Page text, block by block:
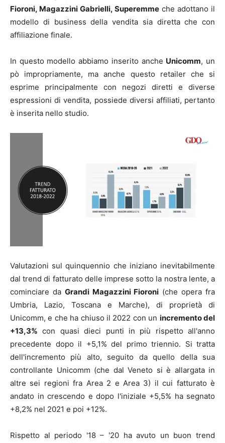
Fioroni, Magazzini Gabrielli, Superemme che adottano il
modello di business della vendita sia diretta che con
affiliazione finale.
In questo modello abbiamo inserito anche Unicomm, un
pò impropriamente, ma anche questo retailer che si
esprime principalmente con negozi diretti e diverse
espressioni di vendita, possiede diversi affiliati, pertanto
è inserita nello studio.
Valutazioni sul quinquennio che iniziano inevitabilmente
dal trend di fatturato delle imprese sotto la nostra lente, a
cominciare da Grandi Magazzini Fioroni (che opera fra
Umbria, Lazio, Toscana e Marche), di proprietà di
Unicomm, e che ha chiuso il 2022 con un incremento del
+13,3% con quasi dieci punti in più rispetto all'anno
precedente dopo il +5,1% del primo triennio. Si tratta
dell'incremento più alto, seguito da quello della sua
controllante Unicomm (che dal Veneto si è allargata in
altre sei regioni fra Area 2 e Area 3) il cui fatturato è
andato in crescendo e dopo l'iniziale +5,5% ha segnato
+8,2% nel 2021 e poi +12%.
Rispetto al periodo '18 – '20 ha avuto un buon trend